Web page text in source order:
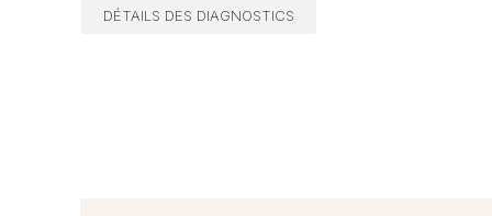
DÉTAILS DES DIAGNOSTICS